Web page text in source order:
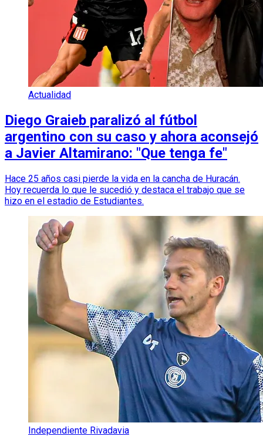
Actualidad
Diego Graieb paralizó al fútbol
argentino con su caso y ahora aconsejó
a Javier Altamirano: "Que tenga fe"
Hace 25 años casi pierde la vida en la cancha de Huracán.
Hoy recuerda lo que le sucedió y destaca el trabajo que se
hizo en el estadio de Estudiantes.
Independiente Rivadavia